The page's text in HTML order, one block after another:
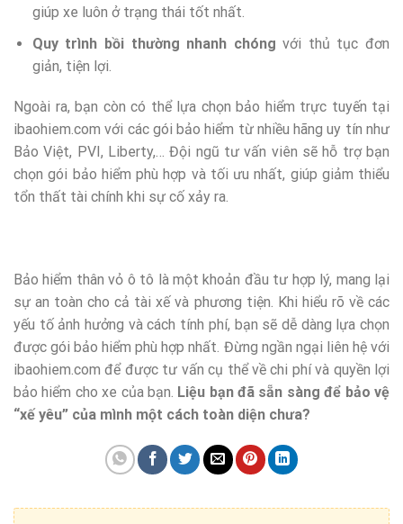
giúp xe luôn ở trạng thái tốt nhất.
Quy trình bồi thường nhanh chóng với thủ tục đơn
giản, tiện lợi.
Ngoài ra, bạn còn có thể lựa chọn bảo hiểm trực tuyến tại
ibaohiem.com với các gói bảo hiểm từ nhiều hãng uy tín như
Bảo Việt, PVI, Liberty,… Đội ngũ tư vấn viên sẽ hỗ trợ bạn
chọn gói bảo hiểm phù hợp và tối ưu nhất, giúp giảm thiểu
tổn thất tài chính khi sự cố xảy ra.
Bảo hiểm thân vỏ ô tô là một khoản đầu tư hợp lý, mang lại
sự an toàn cho cả tài xế và phương tiện. Khi hiểu rõ về các
yếu tố ảnh hưởng và cách tính phí, bạn sẽ dễ dàng lựa chọn
được gói bảo hiểm phù hợp nhất. Đừng ngần ngại liên hệ với
ibaohiem.com để được tư vấn cụ thể về chi phí và quyền lợi
bảo hiểm cho xe của bạn. Liệu bạn đã sẵn sàng để bảo vệ
“xế yêu” của mình một cách toàn diện chưa?